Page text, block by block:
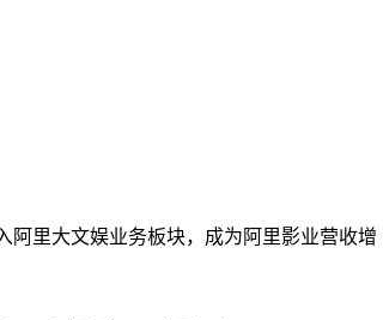
阿里大文娱业务板块，成为阿里影业营收增